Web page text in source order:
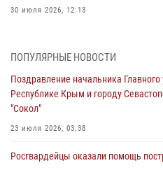
30 июля 2026, 12:13
охраняемом объекте
Росгвардейцы Крыма и
в краже из гипермаркета
ПОПУЛЯРНЫЕ НОВОСТИ
Поздравление начальника
Республике Крым и городу
"Сокол"
23 июля 2026, 03:38
Росгвардейцы оказали помощь